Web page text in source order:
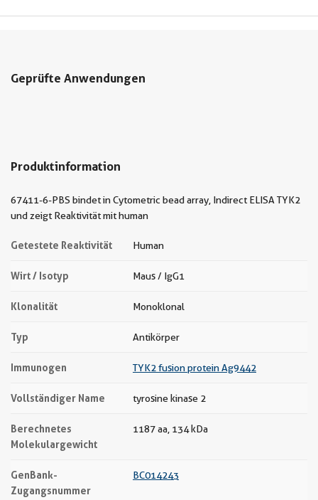
Geprüfte Anwendungen
Produktinformation
67411-6-PBS bindet in Cytometric bead array, Indirect ELISA TYK2
und zeigt Reaktivität mit human
Getestete Reaktivität Human
Wirt / Isotyp Maus / IgG1
Klonalität Monoklonal
Typ Antikörper
Immunogen TYK2 fusion protein Ag9442
Vollständiger Name tyrosine kinase 2
Berechnetes
Molekulargewicht
1187 aa, 134 kDa
GenBank-
Zugangsnummer
BC014243